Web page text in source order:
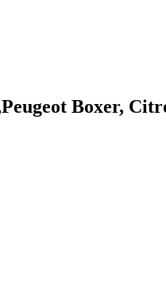
Boxer,